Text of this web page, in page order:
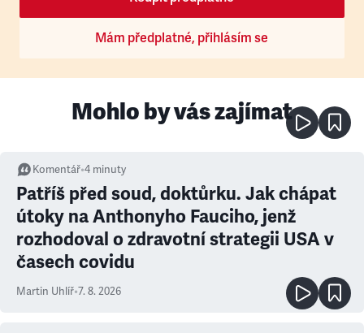
Mám předplatné, přihlásím se
Mohlo by vás zajímat
Komentář•4 minuty
Patříš před soud, doktůrku. Jak chápat
útoky na Anthonyho Fauciho, jenž
rozhodoval o zdravotní strategii USA v
časech covidu
Martin Uhlíř•7. 8. 2026